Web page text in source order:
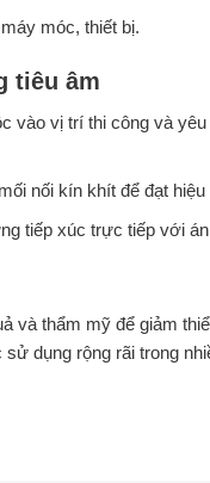
móc, thiết bị.
tiêu âm
vào vị trí thi công và
nối kín khít để đạt hiệu
tiếp xúc trực tiếp với
và thẩm mỹ để giảm
dụng rộng rãi trong